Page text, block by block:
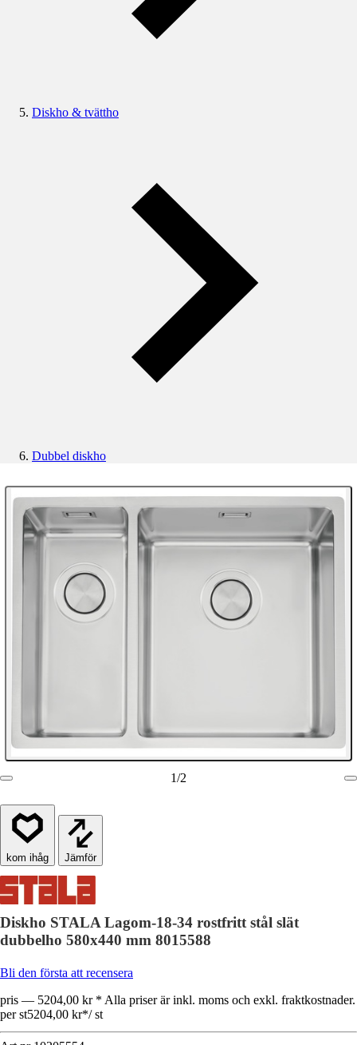
Diskho & tvättho
Dubbel diskho
1/2
Jämför
Diskho STALA Lagom-18-34 rostfritt stål slät
dubbelho 580x440 mm 8015588
Bli den första att recensera
pris — 5204,00 kr * Alla priser är inkl. moms och exkl. fraktkostnader.
per st5204,00 kr*/ st